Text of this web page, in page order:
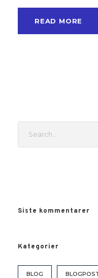
READ MORE
Siste kommentarer
Kategorier
BLOG